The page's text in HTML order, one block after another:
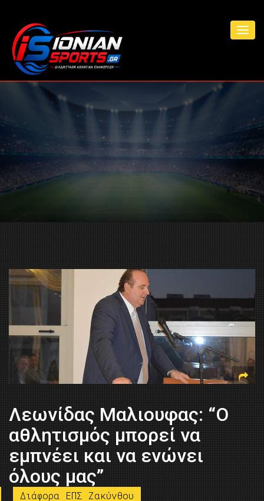
Λεωνίδας Μαλιουφας: “O
αθλητισμός μπορεί να
εμπνέει και να ενώνει
όλους μας”
Διάφορα ΕΠΣ Ζακύνθου